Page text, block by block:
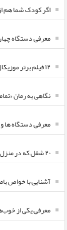
اگر کودک شما هم
معرفی دستگاه
۱۲ فیلم برتر موزیکال تاریخ سینما !
نگاهی به رمان
معرفی دستگاه ها
۲۰ شغل که در منزل می‌توانید انجام دهید
آشنایی با خواص
معرفی یکی از